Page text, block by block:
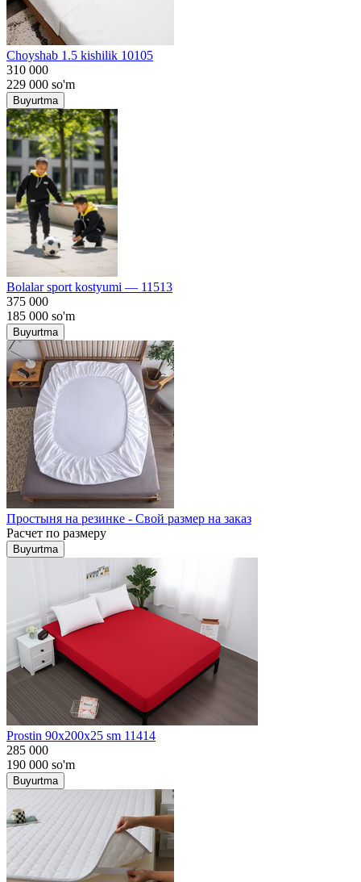
Choyshab 1.5 kishilik 10105
310 000
229 000 so'm
Buyurtma
Bolalar sport kostyumi — 11513
375 000
185 000 so'm
Buyurtma
Простыня на резинке - Свой размер на заказ
Расчет по размеру
Buyurtma
Prostin 90x200x25 sm 11414
285 000
190 000 so'm
Buyurtma